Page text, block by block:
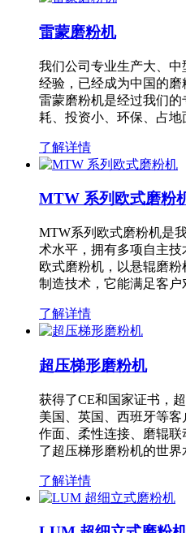
雷蒙磨粉机
我们公司专业生产大、
经验，已经成为中国的磨
雷蒙磨粉机是经过我们
耗、投资小、环保、占
了解详情
MTW 系列欧式磨粉
MTW系列欧式磨粉机是
术水平，拥有多项自主
欧式磨粉机，以悬辊磨
制造技术，它能满足客
了解详情
超压梯形磨粉机
获得了CE和国家证书，
美国、英国、西班牙等
作面、柔性连接、磨辊联
了超压梯形磨粉机的世
了解详情